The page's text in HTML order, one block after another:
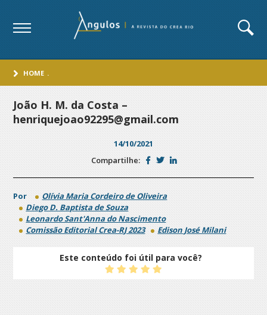
HOME .
João H. M. da Costa –
henriquejoao92295@gmail.com
14/10/2021
Compartilhe:
Por
Olívia Maria Cordeiro de Oliveira
Diego D. Baptista de Souza
Leonardo Sant'Anna do Nascimento
Comissão Editorial Crea-RJ 2023
Edison José Milani
Este conteúdo foi útil para você?